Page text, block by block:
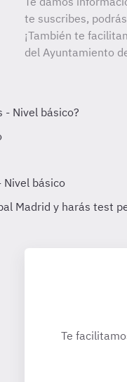
te suscribes,
¡También te
del Ayuntamiento
Te